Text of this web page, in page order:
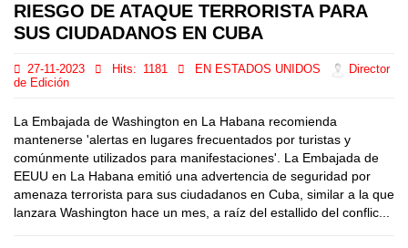
RIESGO DE ATAQUE TERRORISTA PARA
SUS CIUDADANOS EN CUBA
27-11-2023 Hits: 1181 EN ESTADOS UNIDOS
Director
de Edición
La Embajada de Washington en La Habana recomienda
mantenerse 'alertas en lugares frecuentados por turistas y
comúnmente utilizados para manifestaciones'. La Embajada de
EEUU en La Habana emitió una advertencia de seguridad por
amenaza terrorista para sus ciudadanos en Cuba, similar a la que
lanzara Washington hace un mes, a raíz del estallido del conflic...